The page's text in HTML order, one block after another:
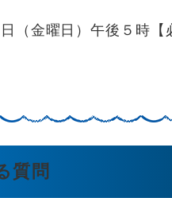
金曜日）午後５時【
質問